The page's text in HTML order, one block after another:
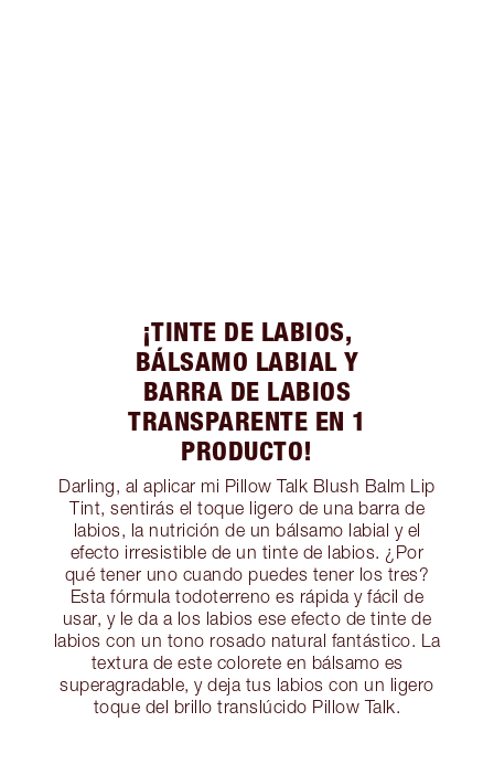
¡TINTE DE LABIOS,
BÁLSAMO LABIAL Y
BARRA DE LABIOS
TRANSPARENTE EN 1
PRODUCTO!
Darling, al aplicar mi Pillow Talk Blush Balm Lip
Tint, sentirás el toque ligero de una barra de
labios, la nutrición de un bálsamo labial y el
efecto irresistible de un tinte de labios. ¿Por
qué tener uno cuando puedes tener los tres?
Esta fórmula todoterreno es rápida y fácil de
usar, y le da a los labios ese efecto de tinte de
labios con un tono rosado natural fantástico. La
textura de este colorete en bálsamo es
superagradable, y deja tus labios con un ligero
toque del brillo translúcido Pillow Talk.